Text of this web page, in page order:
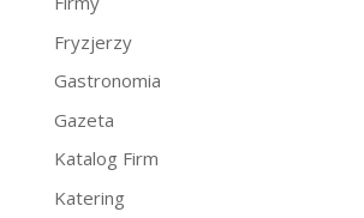
Fryzjerzy
Gastronomia
Gazeta
Katalog Firm
Katering